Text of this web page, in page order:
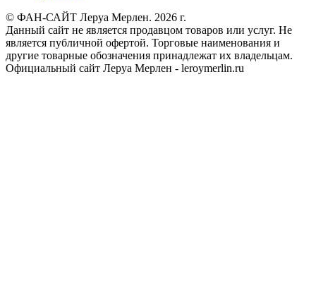
© ФАН-САЙТ Леруа Мерлен. 2026 г.
Данный сайт не является продавцом товаров или услуг. Не
является публичной офертой. Торговые наименования и
другие товарные обозначения принадлежат их владельцам.
Официальный сайт Леруа Мерлен - leroymerlin.ru